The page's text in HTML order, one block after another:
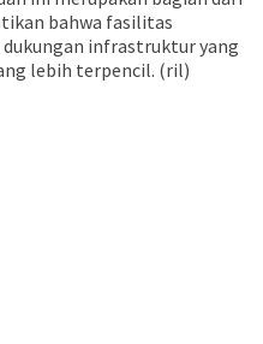
bahwa fasilitas
infrastruktur yang
lebih terpencil. (ril)